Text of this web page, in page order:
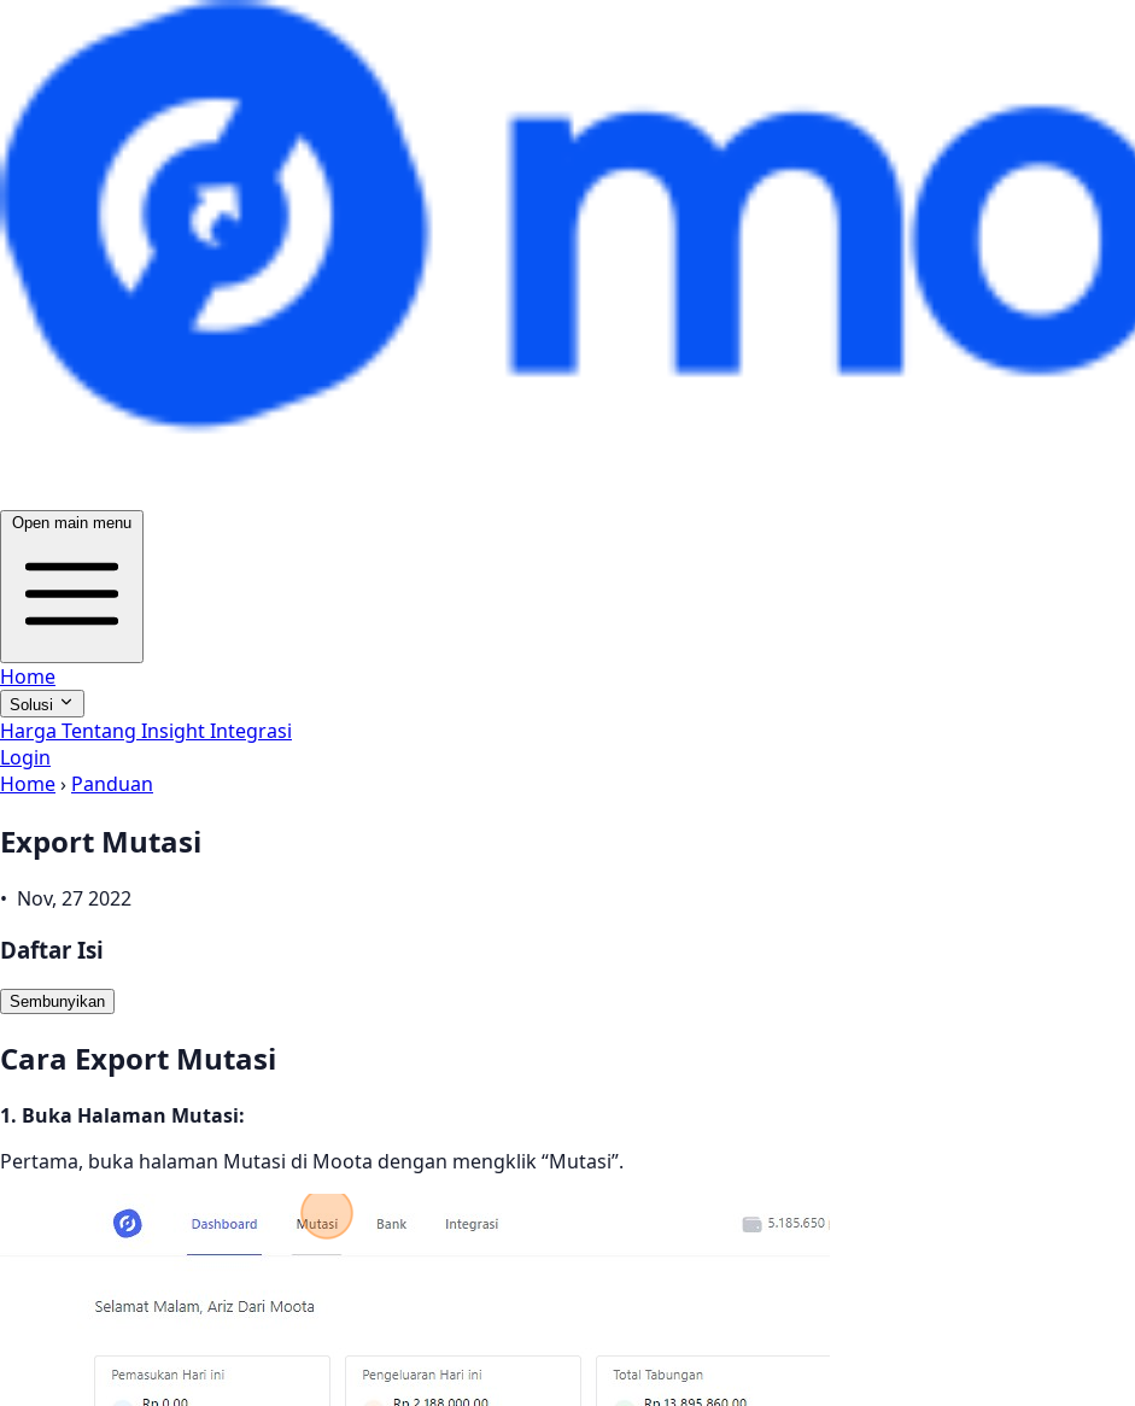
Open main menu
Home
Solusi
Harga Tentang InsightIntegrasi
Login
Home› Panduan
Export Mutasi
• Nov, 27 2022
Daftar Isi
Sembunyikan
Cara Export Mutasi
1. Buka Halaman Mutasi:
Pertama, buka halaman Mutasi di Moota dengan mengklik “Mutasi”.